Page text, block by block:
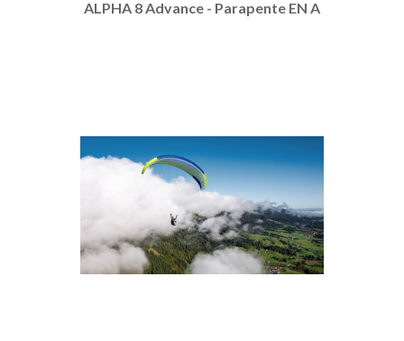
ALPHA 8 Advance - Parapente EN A